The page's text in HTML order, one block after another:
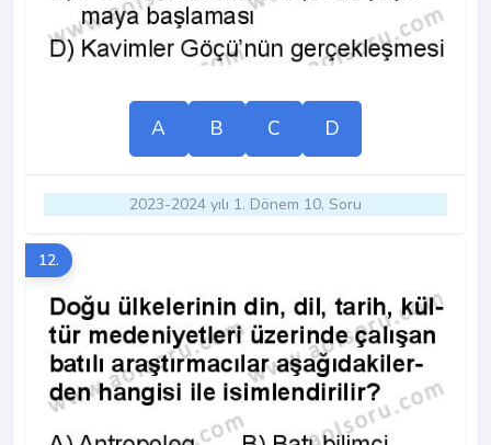
A B C D
2023-2024 yılı 1. Dönem 10. Soru
12.